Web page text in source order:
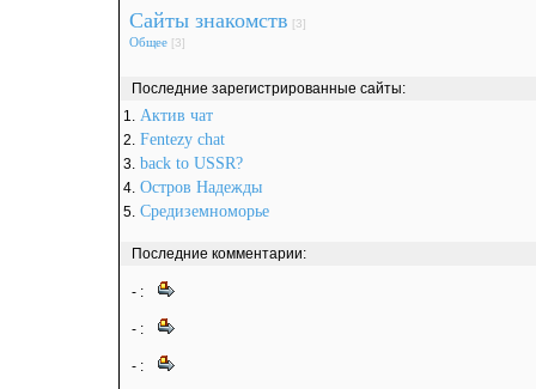
Сайты знакомств [3]
Общее [3]
Последние зарегистрированные сайты:
1. Актив чат
2. Fentezy chat
3. back to USSR?
4. Остров Надежды
5. Средиземноморье
Последние комментарии:
- :
- :
- :